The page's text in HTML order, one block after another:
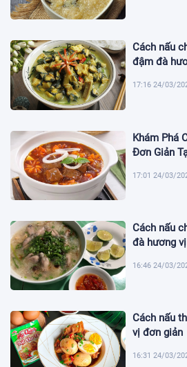
Cách nấu
đậm đà
17:16 24/03/
Khám Phá
Đơn Giản
17:01 24/03/
Cách nấu
đà hương vị
16:46 24/03/
Cách nấu
vị đơn giản
16:31 24/03/